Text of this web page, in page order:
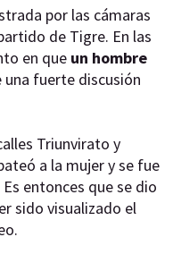
por las cámaras
de Tigre. En las
en que un hombre
una fuerte discusión
Triunvirato y
a la mujer y se fue
entonces que se dio
sido visualizado el